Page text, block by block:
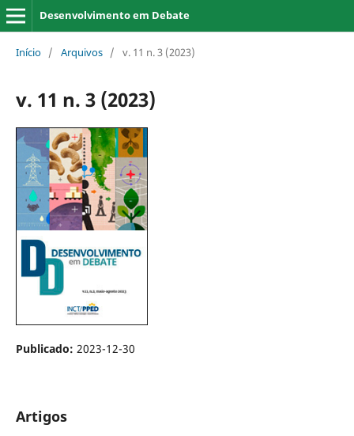
Desenvolvimento em Debate
Início / Arquivos / v. 11 n. 3 (2023)
v. 11 n. 3 (2023)
Publicado: 2023-12-30
Artigos